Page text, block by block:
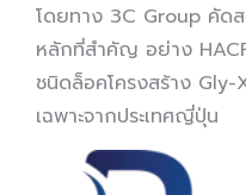
โดยทาง 3C Group คัด
หลักที่สำคัญ อย่าง
ชนิดล็อคโครงสร้าง
เฉพาะจากประเทศญี่ปุ่น